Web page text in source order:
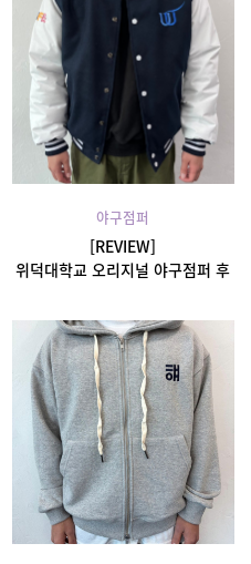
야구점퍼
[REVIEW]
위덕대학교 오리지널 야구점퍼 후